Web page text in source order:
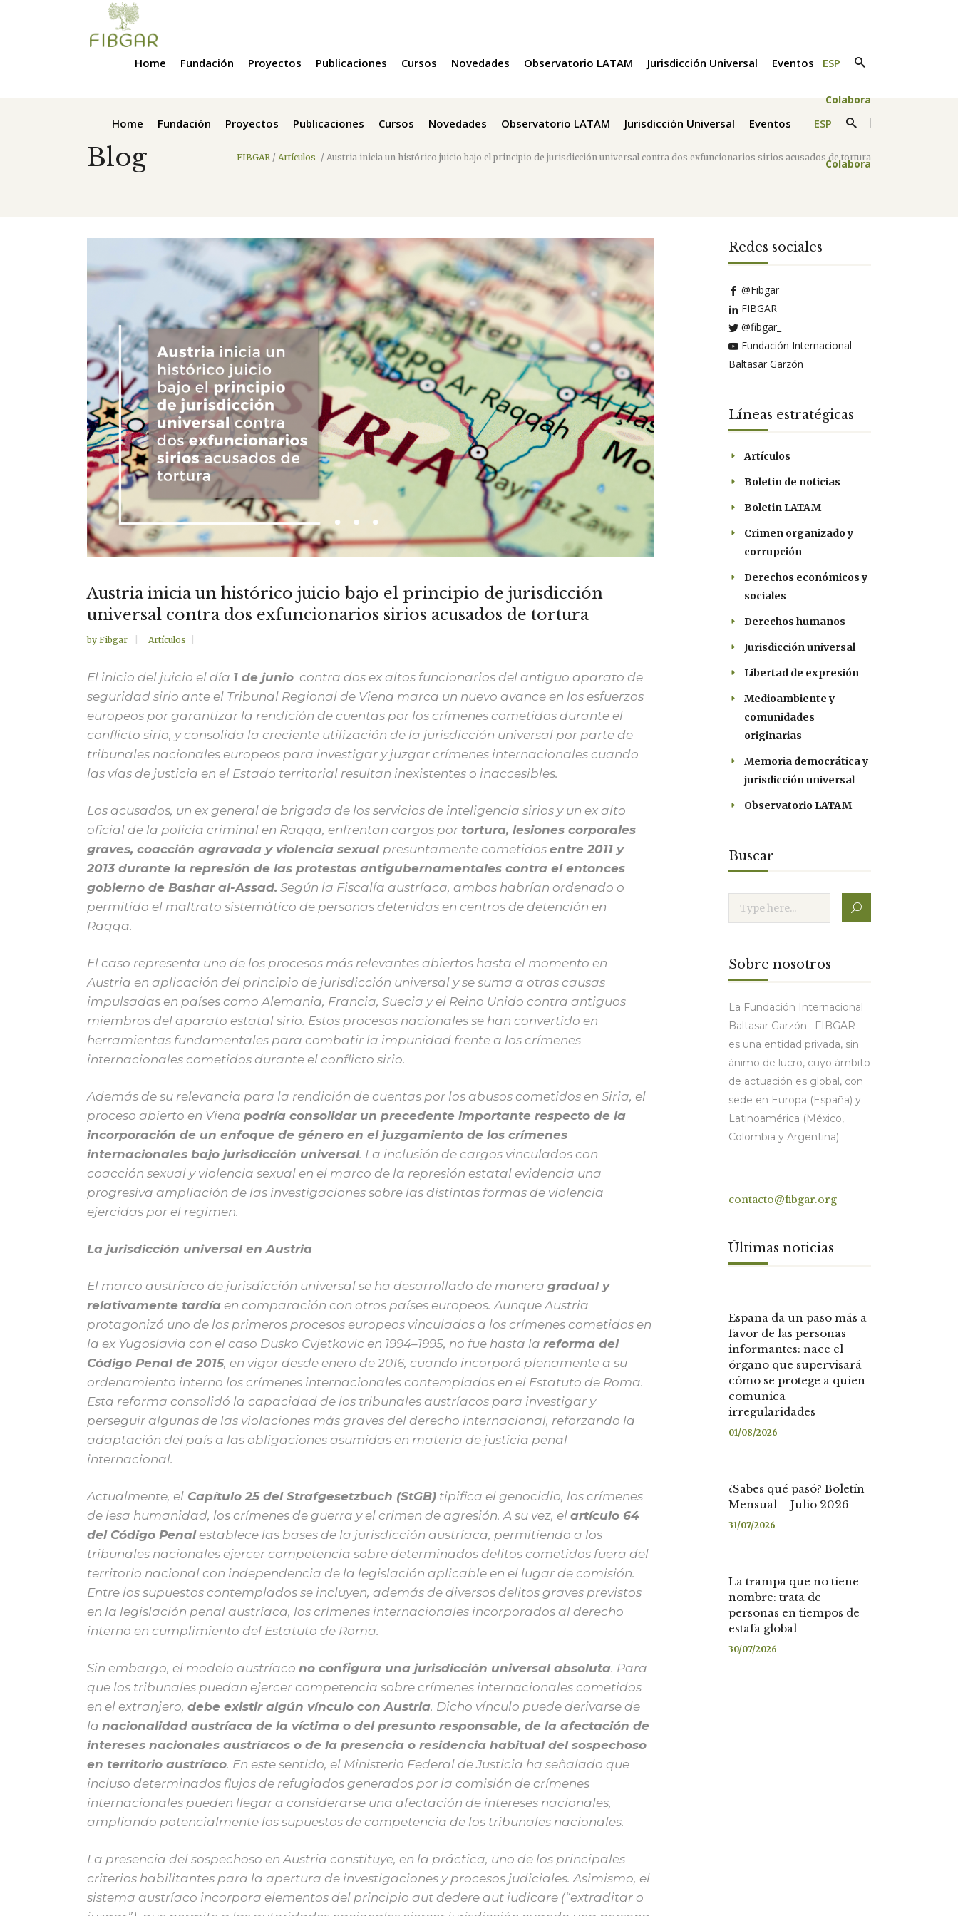
Home Fundación Proyectos Publicaciones Cursos Novedades Observatorio LATAM Jurisdicción Universal Eventos ESP
Colabora
Home Fundación Proyectos Publicaciones Cursos Novedades Observatorio LATAM Jurisdicción Universal Eventos ESP
Colabora
Blog FIBGAR / Artículos / Austria inicia un histórico juicio bajo el principio de jurisdicción universal contra dos exfuncionarios sirios acusados de tortura
Austria inicia un histórico juicio bajo el principio de jurisdicción
universal contra dos exfuncionarios sirios acusados de tortura
by Fibgar Artículos
El inicio del juicio el día 1 de junio contra dos ex altos funcionarios del antiguo aparato de
seguridad sirio ante el Tribunal Regional de Viena marca un nuevo avance en los esfuerzos
europeos por garantizar la rendición de cuentas por los crímenes cometidos durante el
conflicto sirio, y consolida la creciente utilización de la jurisdicción universal por parte de
tribunales nacionales europeos para investigar y juzgar crímenes internacionales cuando
las vías de justicia en el Estado territorial resultan inexistentes o inaccesibles.
Los acusados, un ex general de brigada de los servicios de inteligencia sirios y un ex alto
oficial de la policía criminal en Raqqa, enfrentan cargos por tortura, lesiones corporales
graves, coacción agravada y violencia sexual presuntamente cometidos entre 2011 y
2013 durante la represión de las protestas antigubernamentales contra el entonces
gobierno de Bashar al-Assad. Según la Fiscalía austríaca, ambos habrían ordenado o
permitido el maltrato sistemático de personas detenidas en centros de detención en
Raqqa.
El caso representa uno de los procesos más relevantes abiertos hasta el momento en
Austria en aplicación del principio de jurisdicción universal y se suma a otras causas
impulsadas en países como Alemania, Francia, Suecia y el Reino Unido contra antiguos
miembros del aparato estatal sirio. Estos procesos nacionales se han convertido en
herramientas fundamentales para combatir la impunidad frente a los crímenes
internacionales cometidos durante el conflicto sirio.
Además de su relevancia para la rendición de cuentas por los abusos cometidos en Siria, el
proceso abierto en Viena podría consolidar un precedente importante respecto de la
incorporación de un enfoque de género en el juzgamiento de los crímenes
internacionales bajo jurisdicción universal. La inclusión de cargos vinculados con
coacción sexual y violencia sexual en el marco de la represión estatal evidencia una
progresiva ampliación de las investigaciones sobre las distintas formas de violencia
ejercidas por el regimen.
La jurisdicción universal en Austria
El marco austríaco de jurisdicción universal se ha desarrollado de manera gradual y
relativamente tardía en comparación con otros países europeos. Aunque Austria
protagonizó uno de los primeros procesos europeos vinculados a los crímenes cometidos en
la ex Yugoslavia con el caso Dusko Cvjetkovic en 1994–1995, no fue hasta la reforma del
Código Penal de 2015, en vigor desde enero de 2016, cuando incorporó plenamente a su
ordenamiento interno los crímenes internacionales contemplados en el Estatuto de Roma.
Esta reforma consolidó la capacidad de los tribunales austríacos para investigar y
perseguir algunas de las violaciones más graves del derecho internacional, reforzando la
adaptación del país a las obligaciones asumidas en materia de justicia penal
internacional.
Actualmente, el Capítulo 25 del Strafgesetzbuch (StGB) tipifica el genocidio, los crímenes
de lesa humanidad, los crímenes de guerra y el crimen de agresión. A su vez, el artículo 64
del Código Penalestablece las bases de la jurisdicción austríaca, permitiendo a los
tribunales nacionales ejercer competencia sobre determinados delitos cometidos fuera del
territorio nacional con independencia de la legislación aplicable en el lugar de comisión.
Entre los supuestos contemplados se incluyen, además de diversos delitos graves previstos
en la legislación penal austríaca, los crímenes internacionales incorporados al derecho
interno en cumplimiento del Estatuto de Roma.
Sin embargo, el modelo austríaco no configura una jurisdicción universal absoluta. Para
que los tribunales puedan ejercer competencia sobre crímenes internacionales cometidos
en el extranjero, debe existir algún vínculo con Austria. Dicho vínculo puede derivarse de
la nacionalidad austríaca de la víctima o del presunto responsable, de la afectación de
intereses nacionales austríacos o de la presencia o residencia habitual del sospechoso
en territorio austríaco. En este sentido, el Ministerio Federal de Justicia ha señalado que
incluso determinados flujos de refugiados generados por la comisión de crímenes
internacionales pueden llegar a considerarse una afectación de intereses nacionales,
ampliando potencialmente los supuestos de competencia de los tribunales nacionales.
La presencia del sospechoso en Austria constituye, en la práctica, uno de los principales
criterios habilitantes para la apertura de investigaciones y procesos judiciales. Asimismo, el
sistema austríaco incorpora elementos del principio aut dedere aut iudicare (“extraditar o
Redes sociales
@Fibgar
FIBGAR
@fibgar_
Fundación Internacional
Baltasar Garzón
Líneas estratégicas
Artículos
Boletin de noticias
Boletin LATAM
Crimen organizado y
corrupción
Derechos económicos y
sociales
Derechos humanos
Jurisdicción universal
Libertad de expresión
Medioambiente y
comunidades
originarias
Memoria democrática y
jurisdicción universal
Observatorio LATAM
Buscar
Sobre nosotros
La Fundación Internacional
Baltasar Garzón –FIBGAR–
es una entidad privada, sin
ánimo de lucro, cuyo ámbito
de actuación es global, con
sede en Europa (España) y
Latinoamérica (México,
Colombia y Argentina).
contacto@fibgar.org
Últimas noticias
España da un paso más a
favor de las personas
informantes: nace el
órgano que supervisará
cómo se protege a quien
comunica
irregularidades
01/08/2026
¿Sabes qué pasó? Boletín
Mensual – Julio 2026
31/07/2026
La trampa que no tiene
nombre: trata de
personas en tiempos de
estafa global
30/07/2026